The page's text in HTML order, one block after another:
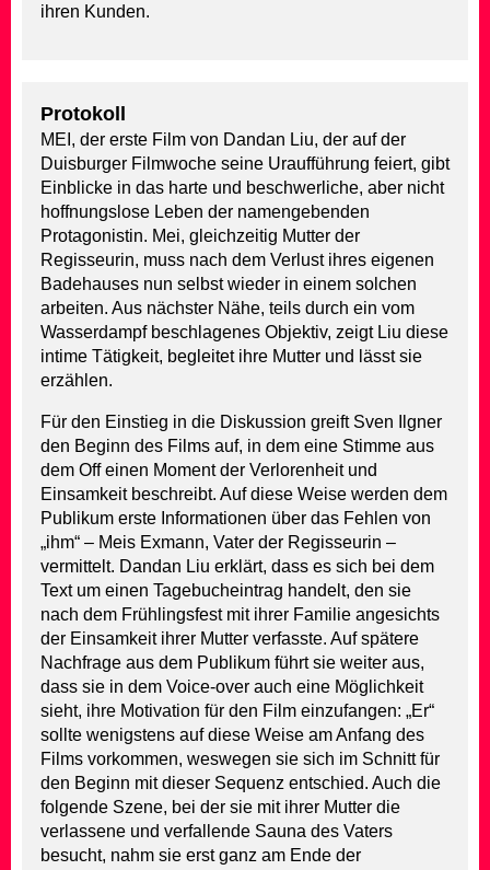
ihren Kunden.
Protokoll
MEI, der erste Film von Dandan Liu, der auf der
Duisburger Filmwoche seine Uraufführung feiert, gibt
Einblicke in das harte und beschwerliche, aber nicht
hoffnungslose Leben der namengebenden
Protagonistin. Mei, gleichzeitig Mutter der
Regisseurin, muss nach dem Verlust ihres eigenen
Badehauses nun selbst wieder in einem solchen
arbeiten. Aus nächster Nähe, teils durch ein vom
Wasserdampf beschlagenes Objektiv, zeigt Liu diese
intime Tätigkeit, begleitet ihre Mutter und lässt sie
erzählen.
Für den Einstieg in die Diskussion greift Sven Ilgner
den Beginn des Films auf, in dem eine Stimme aus
dem Off einen Moment der Verlorenheit und
Einsamkeit beschreibt. Auf diese Weise werden dem
Publikum erste Informationen über das Fehlen von
„ihm“ – Meis Exmann, Vater der Regisseurin –
vermittelt. Dandan Liu erklärt, dass es sich bei dem
Text um einen Tagebucheintrag handelt, den sie
nach dem Frühlingsfest mit ihrer Familie angesichts
der Einsamkeit ihrer Mutter verfasste. Auf spätere
Nachfrage aus dem Publikum führt sie weiter aus,
dass sie in dem Voice-over auch eine Möglichkeit
sieht, ihre Motivation für den Film einzufangen: „Er“
sollte wenigstens auf diese Weise am Anfang des
Films vorkommen, weswegen sie sich im Schnitt für
den Beginn mit dieser Sequenz entschied. Auch die
folgende Szene, bei der sie mit ihrer Mutter die
verlassene und verfallende Sauna des Vaters
besucht, nahm sie erst ganz am Ende der